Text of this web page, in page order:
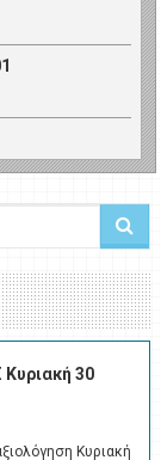
30
Κυριακή